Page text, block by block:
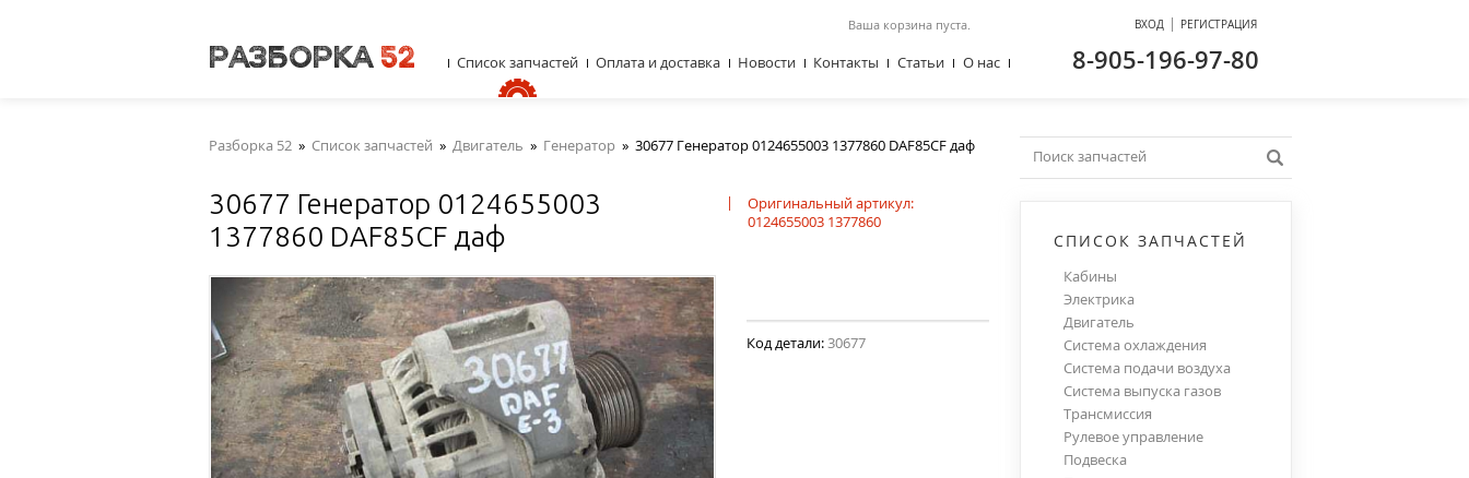
Разборка 52 » Список запчастей » Двигатель » Генератор » 30677 Генератор 0124655003 1377860 DAF85CF даф
30677 Генератор 0124655003
1377860 DAF85CF даф
|
Оригинальный артикул:
0124655003 1377860
Код детали:30677
СПИСОК ЗАПЧАСТЕЙ
Кабины
Электрика
Двигатель
Система охлаждения
Система подачи воздуха
Система выпуска газов
Трансмиссия
Рулевое управление
Подвеска
Ваша корзина пуста. ВХОД | РЕГИСТРАЦИЯ
8-905-196-97-80
Список запчастей Оплата и доставка Новости Контакты Статьи О нас